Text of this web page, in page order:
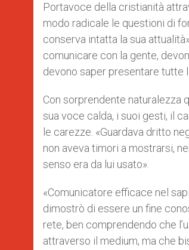
Portavoce della cristianità
modo radicale le questioni di
conserva intatta la sua
comunicare con la gente,
devono saper presentare tutte
Con sorprendente naturalezza
sua voce calda, i suoi gesti, il
le carezze. «Guardava dritto
non aveva timori a mostrarsi,
senso era da lui usato».
«Comunicatore efficace nel
dimostrò di essere un fine
rete, ben comprendendo che
attraverso il medium, ma che